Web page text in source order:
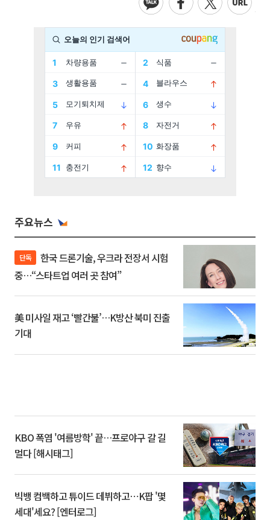
주요뉴스
단독
중…“스타트업 여러 곳 참여”
美 미사일 재고 ‘빨간불’…K방산 북미 진출
기대
KBO 폭염 '여름방학' 끝…프로야구 갈 길
멀다 [해시태그]
빅뱅 컴백하고 튜이드 데뷔하고⋯K팝 '몇
세대'세요? [엔터로그]